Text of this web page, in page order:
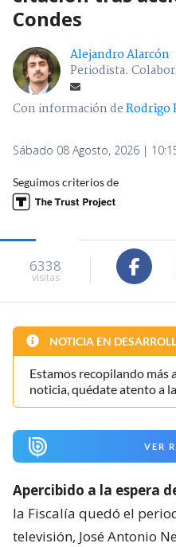
Condes
Alejandro Alarcón
Periodista.
Con información deRodrigo
Sábado 08 Agosto, 2026 |
Seguimos criterios de
6338
visitas
NOTICIA EN
Estamos recopilando más
noticia, quédate atento a
VER
Apercibido a la espera
la Fiscalía quedó el
televisión, José Antonio